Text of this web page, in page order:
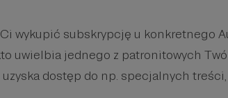
wykupić subskrypcję u konkretnego
uwielbia jednego z patronitowych
dostęp do np. specjalnych